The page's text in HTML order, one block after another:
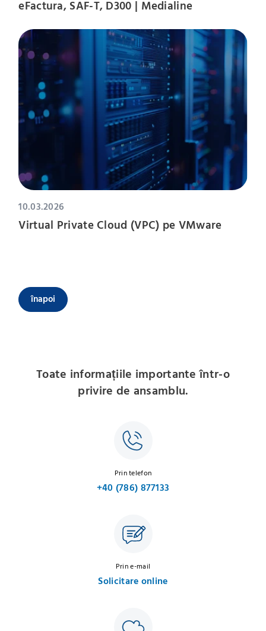
eFactura, SAF-T, D300 | Medialine
10.03.2026
Virtual Private Cloud (VPC) pe VMware
înapoi
Toate informațiile importante într-o
privire de ansamblu.
Prin telefon
+40 (786) 877133
Prin e-mail
Solicitare online